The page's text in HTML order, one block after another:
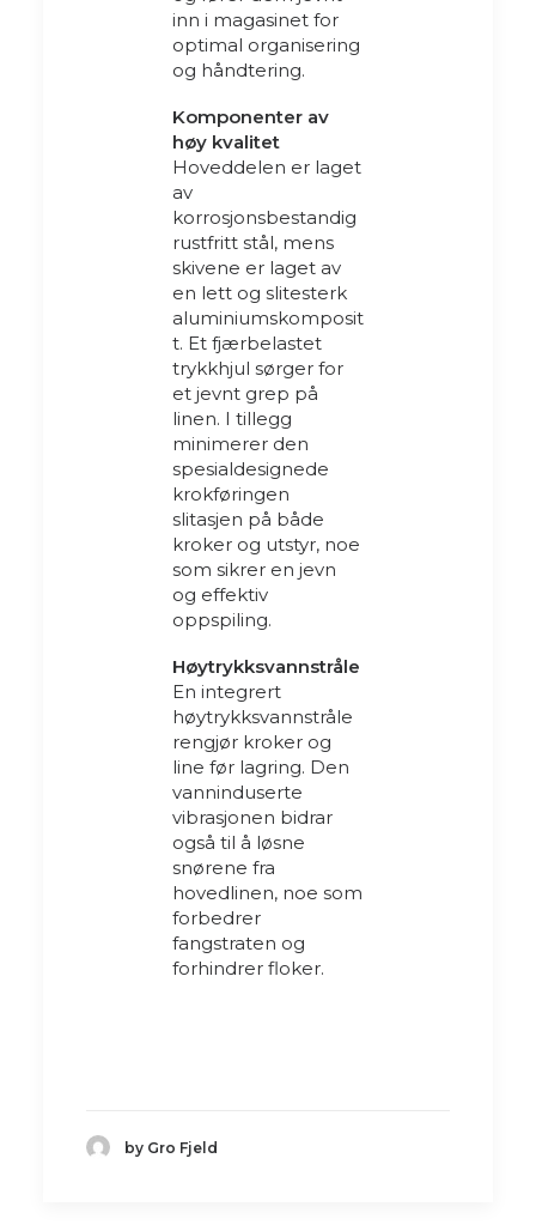
inn i magasinet for
optimal organisering
og håndtering.
Komponenter av
høy kvalitet
Hoveddelen er laget
av
korrosjonsbestandig
rustfritt stål, mens
skivene er laget av
en lett og slitesterk
aluminiumskomposit
t. Et fjærbelastet
trykkhjul sørger for
et jevnt grep på
linen. I tillegg
minimerer den
spesialdesignede
krokføringen
slitasjen på både
kroker og utstyr, noe
som sikrer en jevn
og effektiv
oppspiling.
Høytrykksvannstråle
En integrert
høytrykksvannstråle
rengjør kroker og
line før lagring. Den
vanninduserte
vibrasjonen bidrar
også til å løsne
snørene fra
hovedlinen, noe som
forbedrer
fangstraten og
forhindrer floker.
by Gro Fjeld